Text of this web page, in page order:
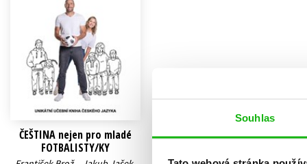
Souhlas
ČEŠTINA nejen pro mladé
FOTBALISTY/KY